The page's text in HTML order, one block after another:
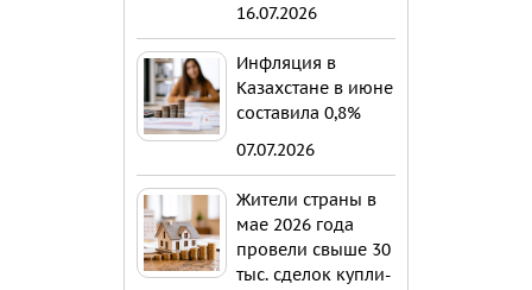
16.07.2026
Инфляция в
Казахстане в июне
составила 0,8%
07.07.2026
Жители страны в
мае 2026 года
провели свыше 30
тыс. сделок купли-